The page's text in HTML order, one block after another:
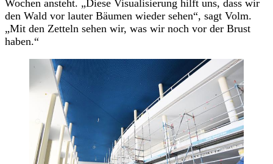
Wochen ansteht. „Diese Visualisierung hilft uns, dass wir
den Wald vor lauter Bäumen wieder sehen“, sagt Volm.
„Mit den Zetteln sehen wir, was wir noch vor der Brust
haben.“